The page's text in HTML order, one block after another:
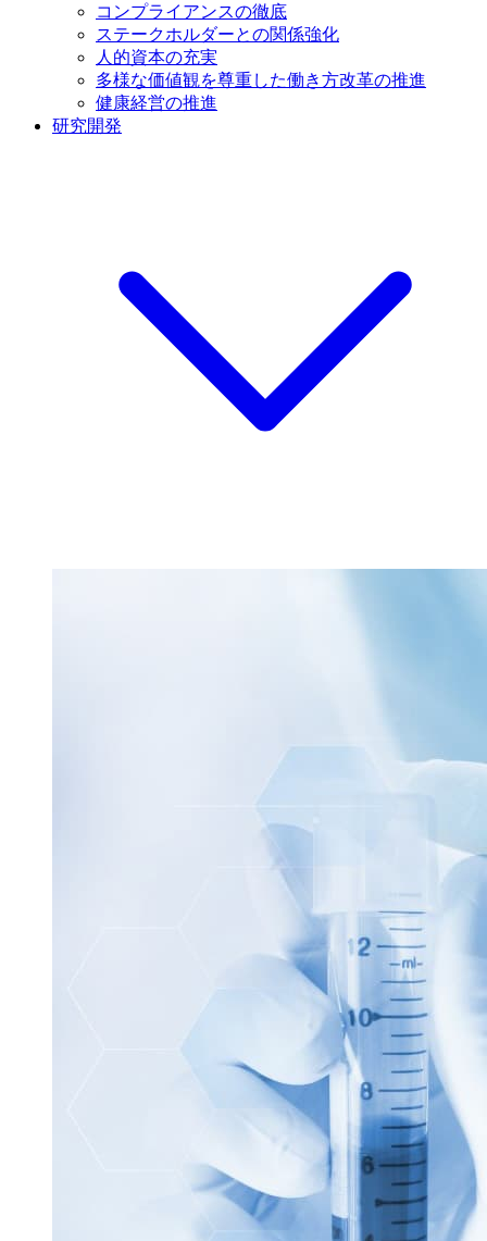
コンプライアンスの徹底
ステークホルダーとの関係強化
人的資本の充実
多様な価値観を尊重した働き方改革の推進
健康経営の推進
研究開発